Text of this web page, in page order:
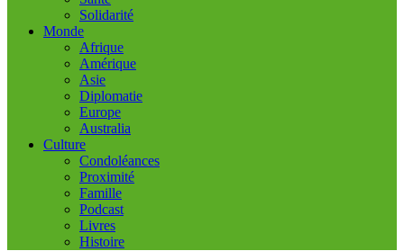
Solidarité
Monde
Afrique
Amérique
Asie
Diplomatie
Europe
Australia
Culture
Condoléances
Proximité
Famille
Podcast
Livres
Histoire